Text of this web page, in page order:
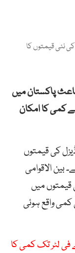
نئی قیمتوں کا
پاکستان میں
کی فی لیٹر قیمت میں 7.50 روپے کمی کا امکان
کی قیمتوں
بین الاقوامی
قیمتوں میں
فی بیرل کی کمی واقع ہوئی
کی قیمتوں میں 4 روپے فی لٹر تک کمی کا